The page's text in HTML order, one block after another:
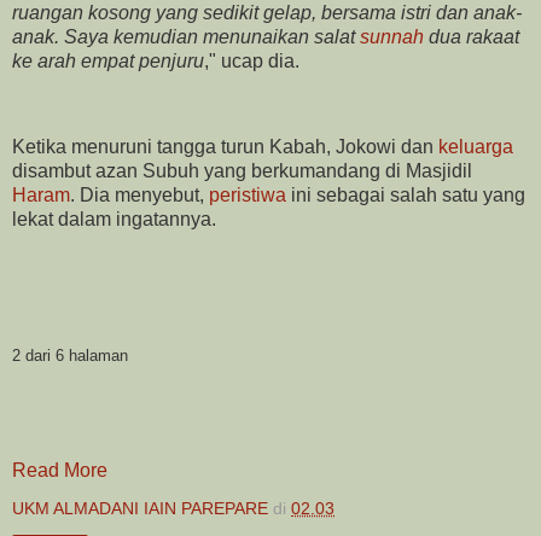
ruangan kosong yang sedikit gelap, bersama istri dan anak-
anak. Saya kemudian menunaikan salatsunnah dua rakaat
ke arah empat penjuru," ucap dia.
Ketika menuruni tangga turun Kabah, Jokowi dan keluarga
disambut azan Subuh yang berkumandang di Masjidil
Haram. Dia menyebut, peristiwa ini sebagai salah satu yang
lekat dalam ingatannya.
2 dari 6 halaman
Read More
UKM ALMADANI IAIN PAREPARE di 02.03